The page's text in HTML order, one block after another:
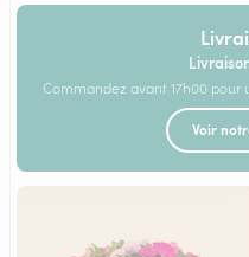
Commandez avant 17h00 pour
Voir